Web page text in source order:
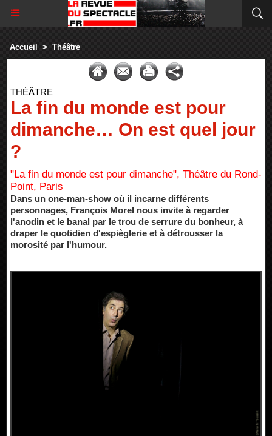
Accueil > Théâtre
THÉÂTRE
La fin du monde est pour
dimanche… On est quel jour
?
"La fin du monde est pour dimanche", Théâtre du Rond-
Point, Paris
Dans un one-man-show où il incarne différents
personnages, François Morel nous invite à regarder
l'anodin et le banal par le trou de serrure du bonheur, à
draper le quotidien d'espièglerie et à détrousser la
morosité par l'humour.